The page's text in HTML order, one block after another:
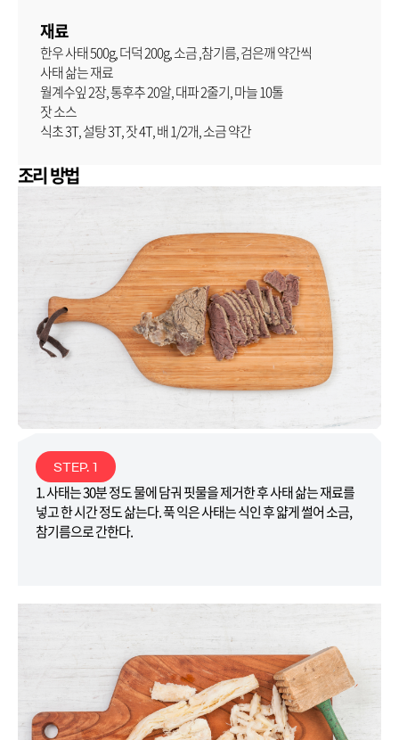
재료
한우 사태 500g, 더덕 200g, 소금 ,참기름, 검은깨 약간씩
사태 삶는 재료
월계수잎 2장, 통후추 20알, 대파 2줄기, 마늘 10톨
잣 소스
식초 3T, 설탕 3T, 잣 4T, 배 1/2개, 소금 약간
조리 방법
STEP. 1
1. 사태는 30분 정도 물에 담궈 핏물을 제거한 후 사태 삶는 재료를
넣고 한 시간 정도 삶는다. 푹 익은 사태는 식인 후 얇게 썰어 소금,
참기름으로 간한다.